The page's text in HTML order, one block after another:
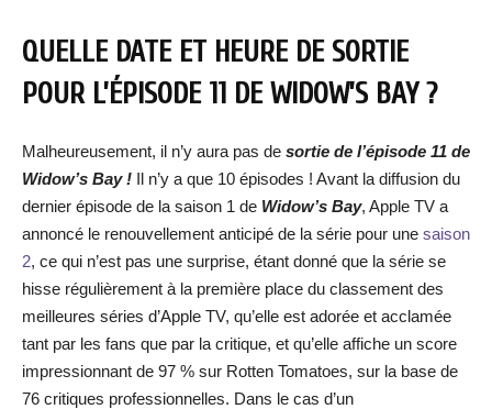
QUELLE DATE ET HEURE DE SORTIE
POUR L’ÉPISODE 11 DE WIDOW’S BAY ?
Malheureusement, il n’y aura pas de sortie de l’épisode 11 de
Widow’s Bay ! Il n’y a que 10 épisodes ! Avant la diffusion du
dernier épisode de la saison 1 de Widow’s Bay, Apple TV a
annoncé le renouvellement anticipé de la série pour une saison
2, ce qui n’est pas une surprise, étant donné que la série se
hisse régulièrement à la première place du classement des
meilleures séries d’Apple TV, qu’elle est adorée et acclamée
tant par les fans que par la critique, et qu’elle affiche un score
impressionnant de 97 % sur Rotten Tomatoes, sur la base de
76 critiques professionnelles. Dans le cas d’un